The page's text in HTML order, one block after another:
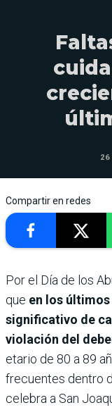
26
Compartir en redes
Por el Día de los
que en los
significativo de
violación del
etario de 80 a 89
frecuentes dentro
celebra a San